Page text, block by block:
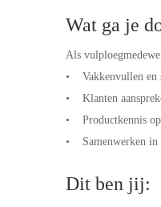
Wat ga je
Als
• Vakkenvullen en
• Klanten
• Productkennis
• Samenwerken in
Dit ben jij: